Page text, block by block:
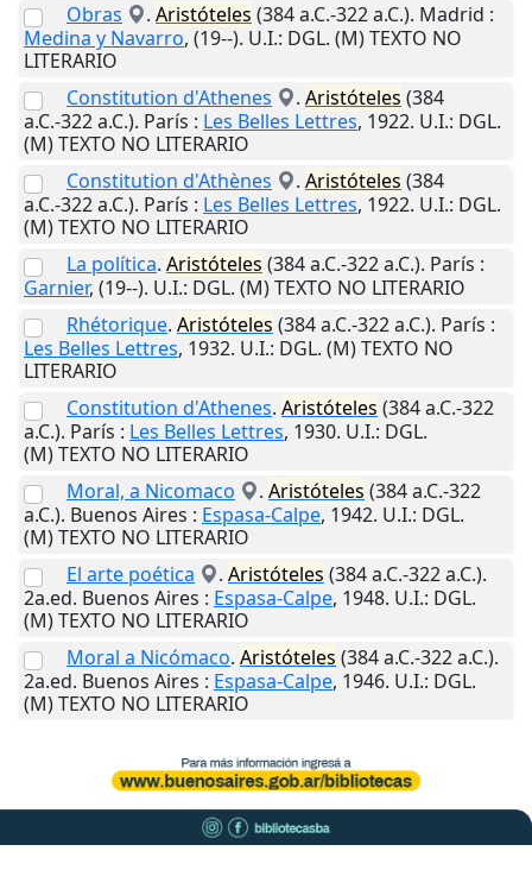
Obras
. Aristóteles (384 a.C.-322 a.C.). Madrid :
Medina y Navarro, (19--). U.I.: DGL. (M) TEXTO NO
LITERARIO
Constitution d'Athenes
. Aristóteles (384
a.C.-322 a.C.). París : Les Belles Lettres, 1922. U.I.: DGL.
(M) TEXTO NO LITERARIO
Constitution d'Athènes
. Aristóteles (384
a.C.-322 a.C.). París : Les Belles Lettres, 1922. U.I.: DGL.
(M) TEXTO NO LITERARIO
La política. Aristóteles (384 a.C.-322 a.C.). París :
Garnier, (19--). U.I.: DGL. (M) TEXTO NO LITERARIO
Rhétorique. Aristóteles (384 a.C.-322 a.C.). París :
Les Belles Lettres, 1932. U.I.: DGL. (M) TEXTO NO
LITERARIO
Constitution d'Athenes. Aristóteles (384 a.C.-322
a.C.). París : Les Belles Lettres, 1930. U.I.: DGL.
(M) TEXTO NO LITERARIO
Moral, a Nicomaco
. Aristóteles (384 a.C.-322
a.C.). Buenos Aires : Espasa-Calpe, 1942. U.I.: DGL.
(M) TEXTO NO LITERARIO
El arte poética
. Aristóteles (384 a.C.-322 a.C.).
2a.ed. Buenos Aires : Espasa-Calpe, 1948. U.I.: DGL.
(M) TEXTO NO LITERARIO
Moral a Nicómaco. Aristóteles (384 a.C.-322 a.C.).
2a.ed. Buenos Aires : Espasa-Calpe, 1946. U.I.: DGL.
(M) TEXTO NO LITERARIO